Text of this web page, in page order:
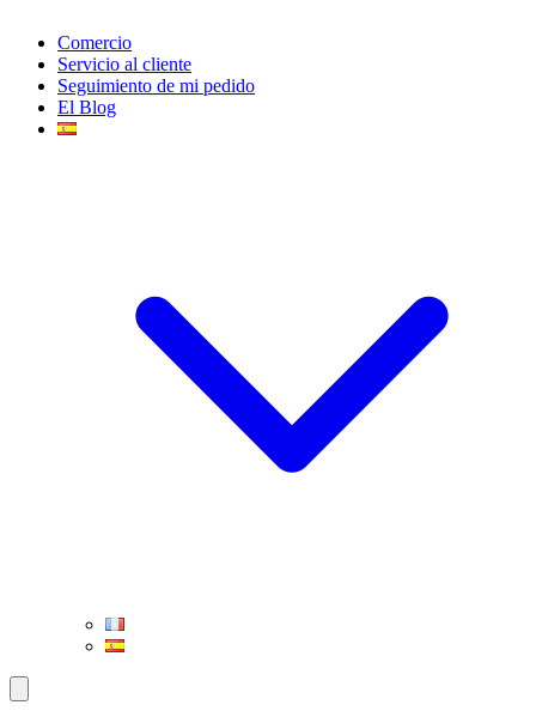
Comercio
Servicio al cliente
Seguimiento de mi pedido
El Blog